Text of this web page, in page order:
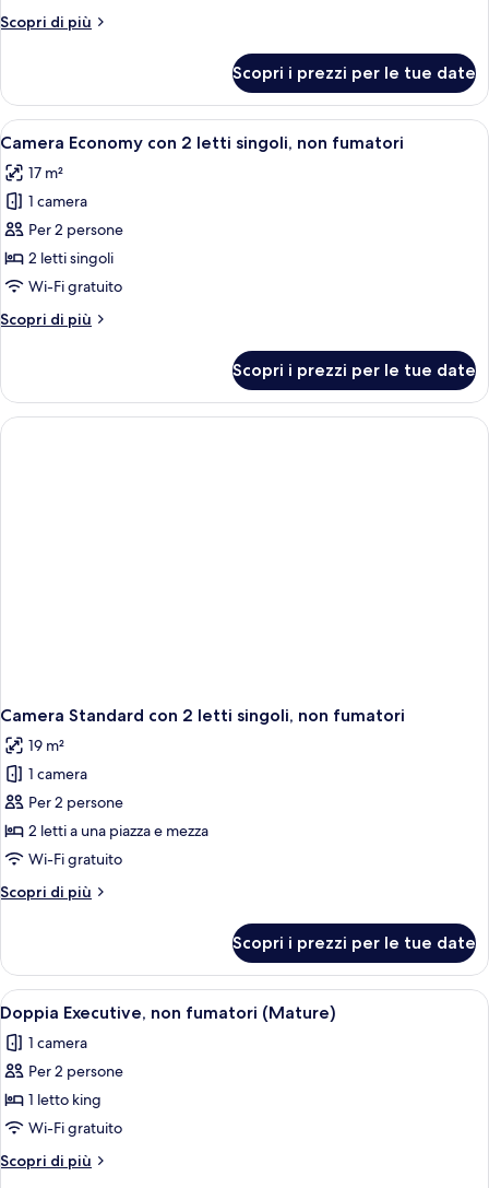
Scopri di più
Altri
non
fumatori
Scopri i prezzi per le tue date
Apri
tutte
le
foto
per
Camera
Economy
2
non
fumatori
Camera d'albergo compatta con
3
Camera Economy con 2 letti singoli, non fumatori
17 m²
1 camera
Per 2 persone
2 letti singoli
Wi-Fi gratuito
Scopri di più
Altri
Economy
con
2
Scopri i prezzi per le tue date
Camera Standard con 2 letti singoli, non fumatori
19 m²
1 camera
Per 2 persone
2 letti a una piazza e mezza
Wi-Fi gratuito
Scopri di più
Altri
Standard
con
2
letti
singoli,
non
Scopri i prezzi per le tue date
Apri
tutte
le
foto
per
Doppia
Executive,
non
Una camera d'albergo con un letto
1
Doppia Executive, non fumatori (Mature)
1 camera
Per 2 persone
1 letto king
Wi-Fi gratuito
Scopri di più
Altri